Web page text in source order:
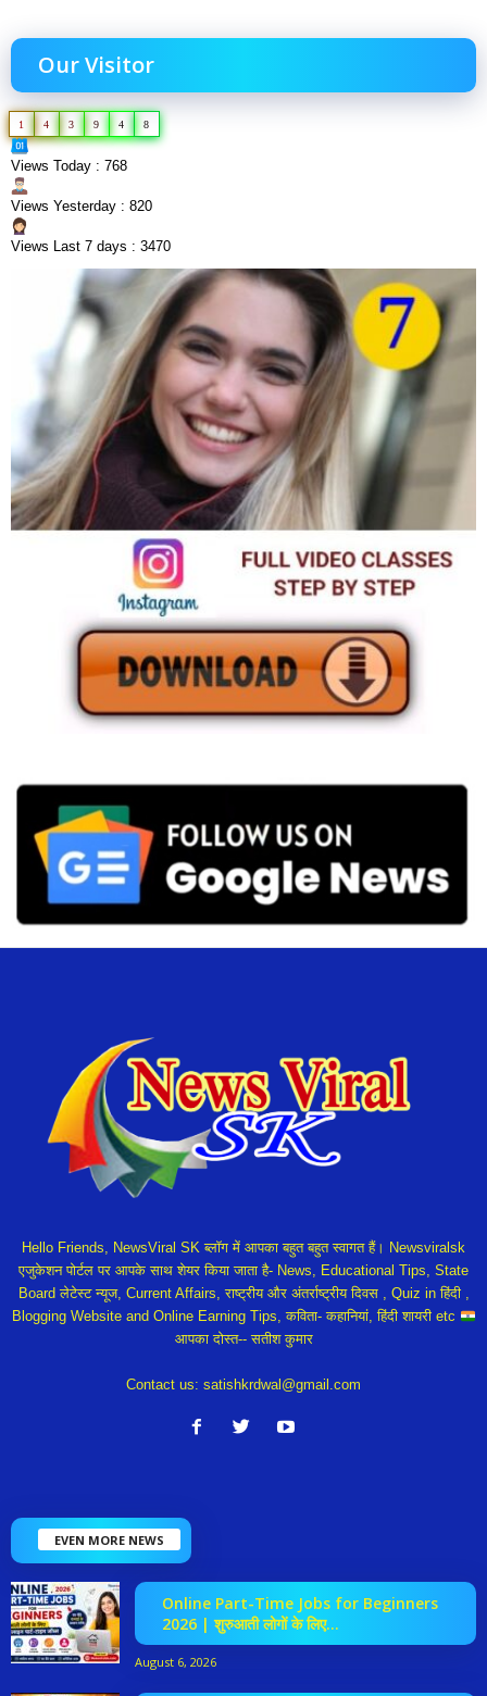
Our Visitor
1 4 3 9 4 8
Views Today : 768
Views Yesterday : 820
Views Last 7 days : 3470
Hello Friends, NewsViral SK ब्लॉग में आपका बहुत बहुत स्वागत हैं। Newsviralsk
एजुकेशन पोर्टल पर आपके साथ शेयर किया जाता है- News, Educational Tips, State
Board लेटेस्ट न्यूज, Current Affairs, राष्ट्रीय और अंतर्राष्ट्रीय दिवस , Quiz in हिंदी ,
Blogging Website and Online Earning Tips, कविता- कहानियां, हिंदी शायरी etc
आपका दोस्त-- सतीश कुमार
Contact us: satishkrdwal@gmail.com
EVEN MORE NEWS
Online Part-Time Jobs for Beginners
2026 | शुरुआती लोगों के लिए...
August 6, 2026